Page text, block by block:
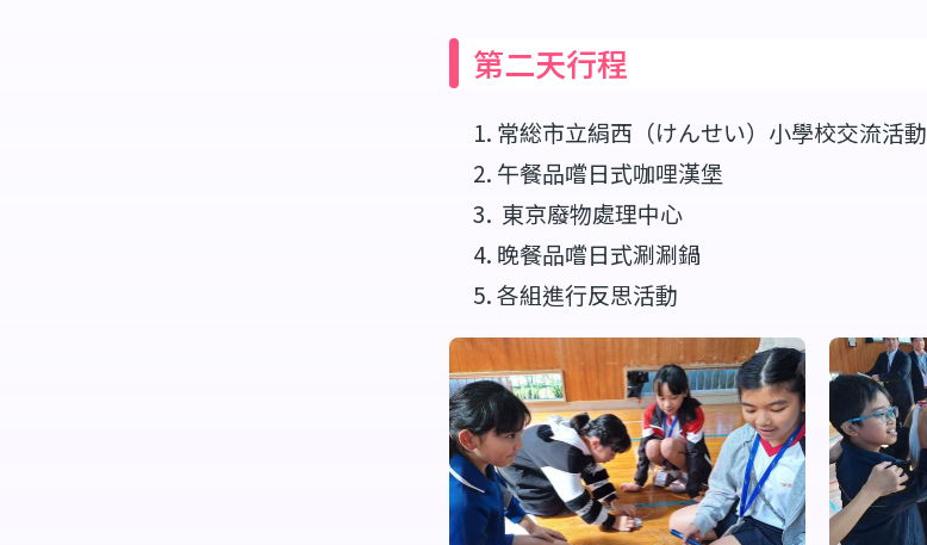
第二天行程
常総市立絹西（けんせい）小學校交流活動
午餐品嚐日式咖哩漢堡
東京廢物處理中心
晚餐品嚐日式涮涮鍋
各組進行反思活動